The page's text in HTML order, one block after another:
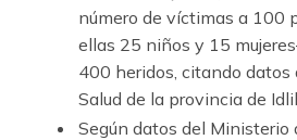
número de víctimas a 100
ellas 25 niños y 15
400 heridos, citando datos
Salud de la provincia de
Según datos del Ministerio